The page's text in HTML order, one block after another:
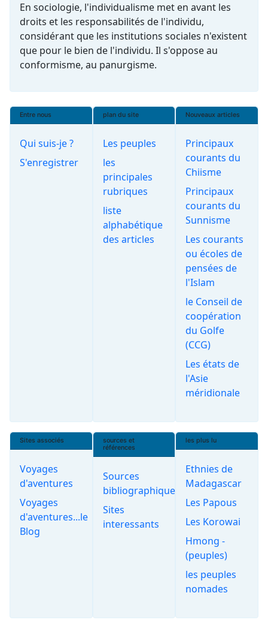
En sociologie, l'individualisme met en avant les
droits et les responsabilités de l'individu,
considérant que les institutions sociales n'existent
que pour le bien de l'individu. Il s'oppose au
conformisme, au panurgisme.
Entre nous
Qui suis-je ?
S'enregistrer
plan du site
Les peuples
les
principales
rubriques
liste
alphabétique
des articles
Nouveaux articles
Principaux
courants du
Chiisme
Principaux
courants du
Sunnisme
Les courants
ou écoles de
pensées de
l'Islam
le Conseil de
coopération
du Golfe
(CCG)
Les états de
l'Asie
méridionale
Sites associés
Voyages
d'aventures
Voyages
d'aventures...le
Blog
sources et
références
Sources
bibliographiques
Sites
interessants
les plus lu
Ethnies de
Madagascar
Les Papous
Les Korowai
Hmong -
(peuples)
les peuples
nomades